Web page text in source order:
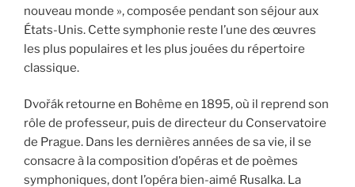
nouveau monde », composée pendant son séjour aux
États-Unis. Cette symphonie reste l’une des œuvres
les plus populaires et les plus jouées du répertoire
classique.
Dvořák retourne en Bohême en 1895, où il reprend son
rôle de professeur, puis de directeur du Conservatoire
de Prague. Dans les dernières années de sa vie, il se
consacre à la composition d’opéras et de poèmes
symphoniques, dont l’opéra bien-aimé Rusalka. La